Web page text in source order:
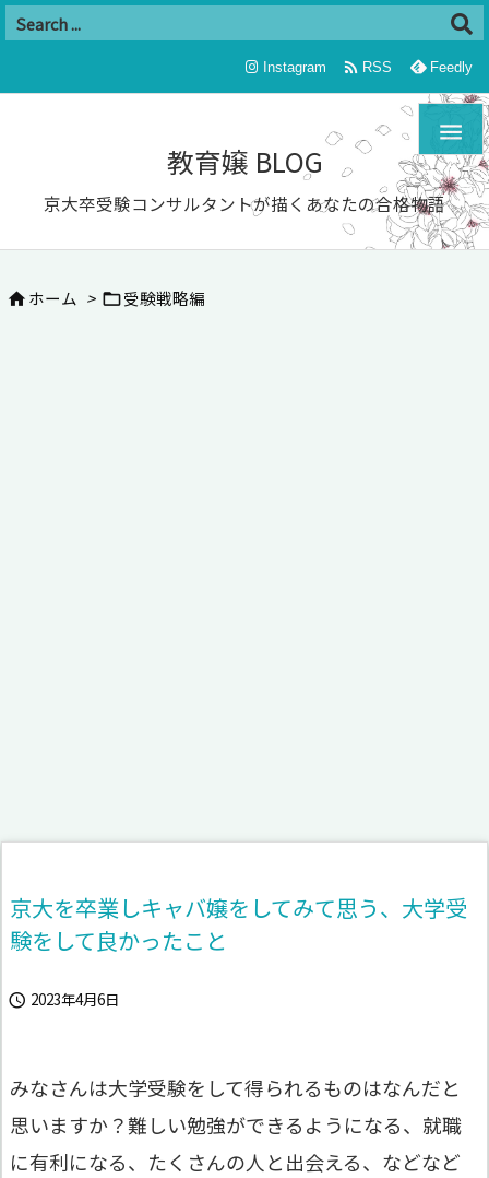
教育嬢 BLOG
京大卒受験コンサルタントが描くあなたの合格物語

Instagram  RSS Feedly
 ホーム > 受験戦略編
京大を卒業しキャバ嬢をしてみて思う、大学受
験をして良かったこと
 2023年4月6日
みなさんは大学受験をして得られるものはなんだと
思いますか？難しい勉強ができるようになる、就職
に有利になる、たくさんの人と出会える、などなど